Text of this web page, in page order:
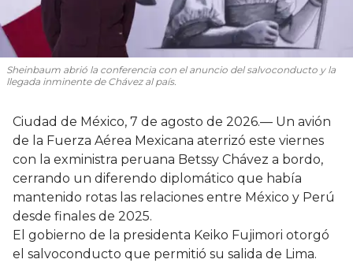
Sheinbaum abrió la conferencia con el anuncio del salvoconducto y la
llegada inminente de Chávez al país.
Ciudad de México, 7 de agosto de 2026.— Un avión
de la Fuerza Aérea Mexicana aterrizó este viernes
con la exministra peruana Betssy Chávez a bordo,
cerrando un diferendo diplomático que había
mantenido rotas las relaciones entre México y Perú
desde finales de 2025.
El gobierno de la presidenta Keiko Fujimori otorgó
el salvoconducto que permitió su salida de Lima.